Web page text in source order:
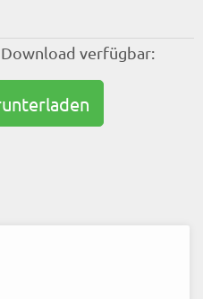
verfügbar: